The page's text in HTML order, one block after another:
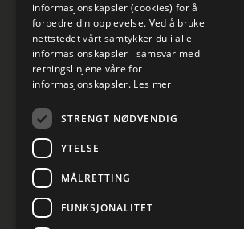
Informasjon om personvern
informasjonskapsler (cookies) for å
forbedre din opplevelse. Ved å bruke
nettstedet vårt samtykker du i alle
informasjonskapsler i samsvar med
retningslinjene våre for
informasjonskapsler. Les mer
STRENGT NØDVENDIG
YTELSE
MÅLRETTING
FUNKSJONALITET